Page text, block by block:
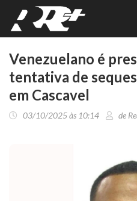
Venezuelano é
tentativa de
em Cascavel
03/10/2025 às 10:14 de